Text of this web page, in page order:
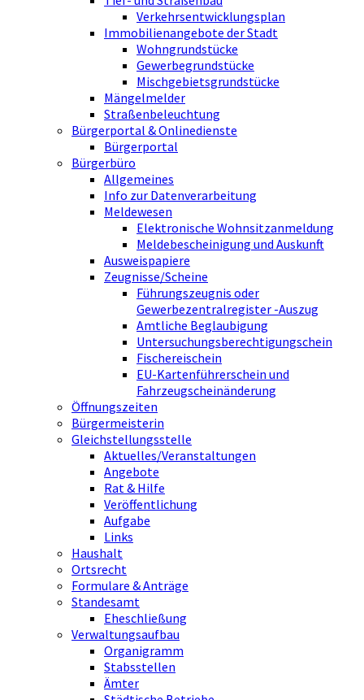
Verkehrsentwicklungsplan
Immobilienangebote der Stadt
Wohngrundstücke
Gewerbegrundstücke
Mischgebietsgrundstücke
Mängelmelder
Straßenbeleuchtung
Bürgerportal & Onlinedienste
Bürgerportal
Bürgerbüro
Allgemeines
Info zur Datenverarbeitung
Meldewesen
Elektronische Wohnsitzanmeldung
Meldebescheinigung und Auskunft
Ausweispapiere
Zeugnisse/Scheine
Führungszeugnis oder
Gewerbezentralregister -Auszug
Amtliche Beglaubigung
Untersuchungsberechtigungschein
Fischereischein
EU-Kartenführerschein und
Fahrzeugscheinänderung
Öffnungszeiten
Bürgermeisterin
Gleichstellungsstelle
Aktuelles/Veranstaltungen
Angebote
Rat & Hilfe
Veröffentlichung
Aufgabe
Links
Haushalt
Ortsrecht
Formulare & Anträge
Standesamt
Eheschließung
Verwaltungsaufbau
Organigramm
Stabsstellen
Ämter